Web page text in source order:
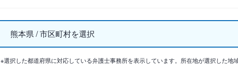
熊本県 / 市区町村を選択
※選択した都道府県に対応している弁護士事務所を表示しています。所在地が選択した地